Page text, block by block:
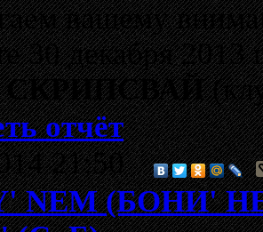
вашему
30 декабря 2013
СКРИПСВАЙ
отчёт
21:50
NEM (БОНИ'